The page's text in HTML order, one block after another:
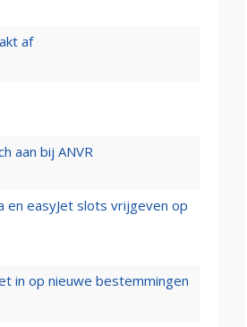
af
aan bij ANVR
easyJet slots vrijgeven op
in op nieuwe bestemmingen